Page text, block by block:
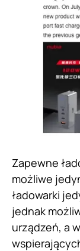
Zapewne
możliwe
ładowarki
jednak
urządzeń, a